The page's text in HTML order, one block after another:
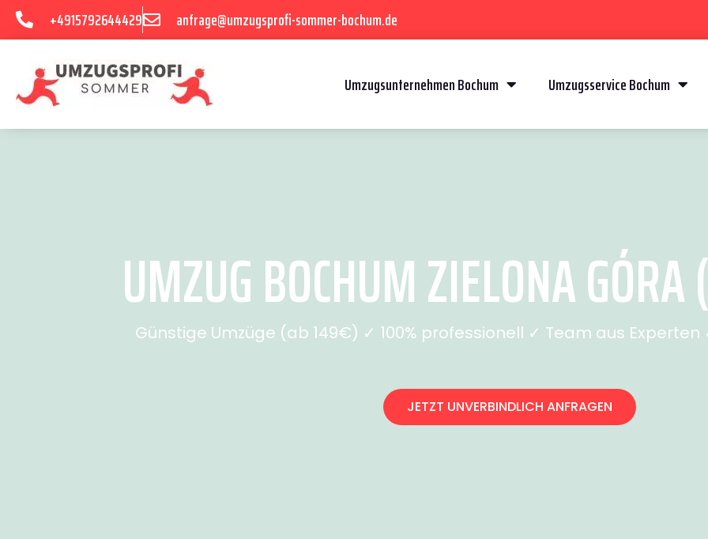
+4915792644429 anfrage@umzugsprofi-sommer-bochum.de
Umzugsunternehmen Bochum Umzugsservice Bochum
UMZUG BOCHUM ZIELONA
Günstige Umzüge (ab 149€) ✓ 100% professionell ✓ Team aus
JETZT UNVERBINDLICH ANFRAGEN